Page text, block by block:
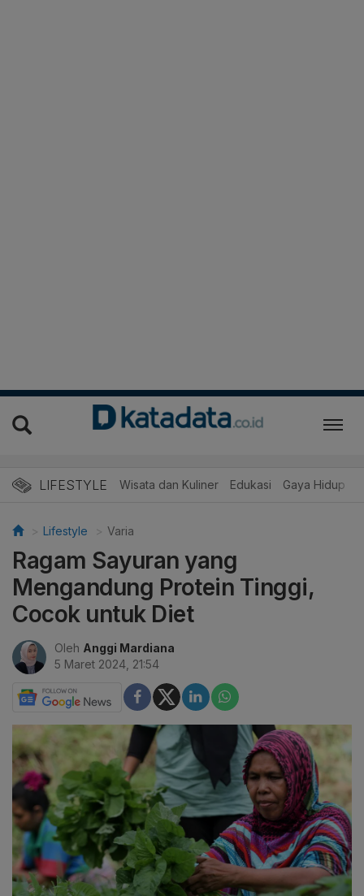
LIFESTYLE Wisata dan Kuliner Edukasi Gaya Hidup
Lifestyle Varia
Ragam Sayuran yang
Mengandung Protein Tinggi,
Cocok untuk Diet
Oleh Anggi Mardiana
5 Maret 2024, 21:54